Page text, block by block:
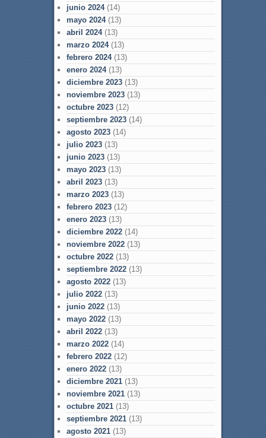
junio 2024(14)
mayo 2024(13)
abril 2024(13)
marzo 2024(13)
febrero 2024(13)
enero 2024(13)
diciembre 2023(13)
noviembre 2023(13)
octubre 2023(12)
septiembre 2023(14)
agosto 2023(14)
julio 2023(13)
junio 2023(13)
mayo 2023(13)
abril 2023(13)
marzo 2023(13)
febrero 2023(12)
enero 2023(13)
diciembre 2022(14)
noviembre 2022(13)
octubre 2022(13)
septiembre 2022(13)
agosto 2022(13)
julio 2022(13)
junio 2022(13)
mayo 2022(13)
abril 2022(13)
marzo 2022(14)
febrero 2022(12)
enero 2022(13)
diciembre 2021(13)
noviembre 2021(13)
octubre 2021(13)
septiembre 2021(13)
agosto 2021(13)